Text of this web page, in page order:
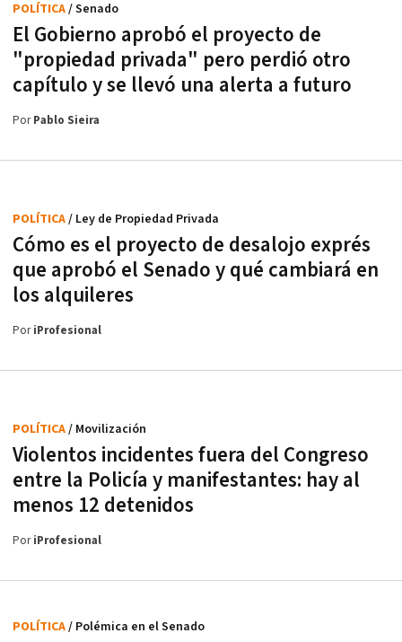
El Gobierno aprobó el proyecto de
"propiedad privada" pero perdió otro
capítulo y se llevó una alerta a futuro
POLÍTICA/ Senado
PorPablo Sieira
Cómo es el proyecto de desalojo exprés
que aprobó el Senado y qué cambiará en
los alquileres
POLÍTICA/ Ley de Propiedad Privada
PoriProfesional
Violentos incidentes fuera del Congreso
entre la Policía y manifestantes: hay al
menos 12 detenidos
POLÍTICA/ Movilización
PoriProfesional
POLÍTICA/ Polémica en el Senado